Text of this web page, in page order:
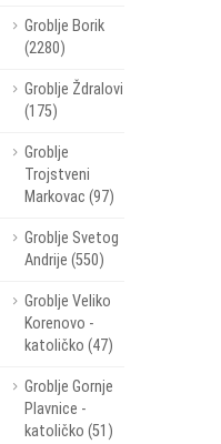
Groblje Borik
(2280)
Groblje Ždralovi
(175)
Groblje
Trojstveni
Markovac (97)
Groblje Svetog
Andrije (550)
Groblje Veliko
Korenovo -
katoličko (47)
Groblje Gornje
Plavnice -
katoličko (51)